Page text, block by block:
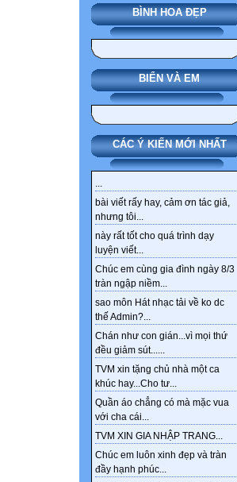
BÌNH HOA ĐẸP
BIỂN VÀ EM
CÁC Ý KIẾN MỚI NHẤT
...
bài viết rấy hay, cảm ơn tác giả,
nhưng tôi...
này rất tốt cho quá trình dạy
luyện viết...
Chúc em cùng gia đình ngày 8/3
tràn ngập niềm...
sao môn Hát nhạc tải về ko dc
thế Admin?...
Chán như con gián...vì mọi thứ
đều giảm sút......
TVM xin tặng chủ nhà một ca
khúc hay...Cho tư...
Quần áo chẳng có mà mặc vua
với cha cái...
TVM XIN GIA NHẬP TRANG...
Chúc em luôn xinh đẹp và tràn
đầy hạnh phúc...